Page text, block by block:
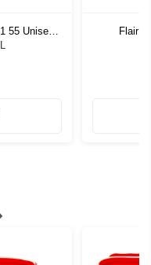
55 Unisex
Flair